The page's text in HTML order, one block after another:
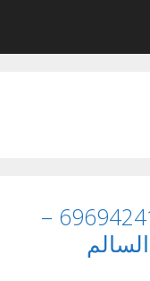
تاكسي عبد الله السالم 69694241 –